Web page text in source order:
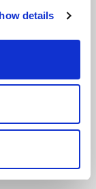
details